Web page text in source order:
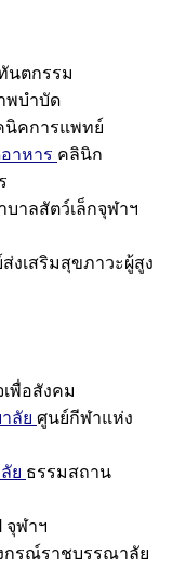
นตกรรม
พบำบัด
นิคการแพทย์
าหาร คลินิก
บาลสัตว์เล็กจุฬาฯ
งเสริมสุขภาวะผู้สูง
พื่อสังคม
ลัย ศูนย์กีฬาแห่ง
ย ธรรมสถาน
จุฬาฯ
กรณ์ราชบรรณาลัย